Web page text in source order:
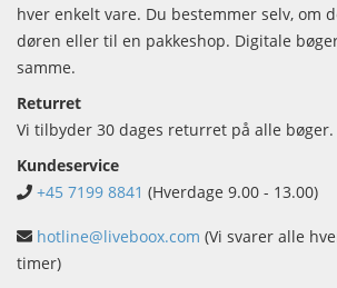
hver enkelt vare. Du bestemmer selv, om
døren eller til en pakkeshop. Digitale
samme.
Returret
Vi tilbyder 30 dages returret på alle bøger.
Kundeservice
+45 7199 8841 (Hverdage 9.00 - 13.00)
hotline@liveboox.com (Vi svarer alle
timer)